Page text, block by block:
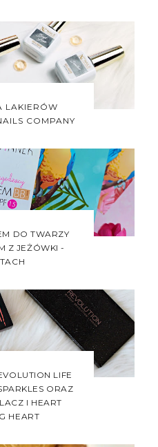
LAKIERÓW
COMPANY
DO TWARZY
Z JEŻÓWKI -
LIFE
ORAZ
I HEART
HEART